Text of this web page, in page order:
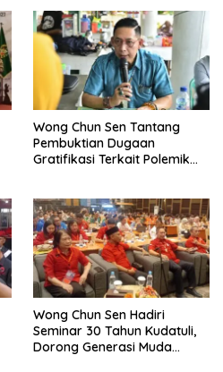
Belawan
Wong Chun Sen Tantang
Pembuktian Dugaan
Gratifikasi Terkait Polemik
Wong Chun Sen Hadiri
Seminar 30 Tahun Kudatuli,
Dorong Generasi Muda